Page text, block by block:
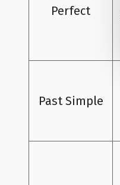
Perfect
Past Simple